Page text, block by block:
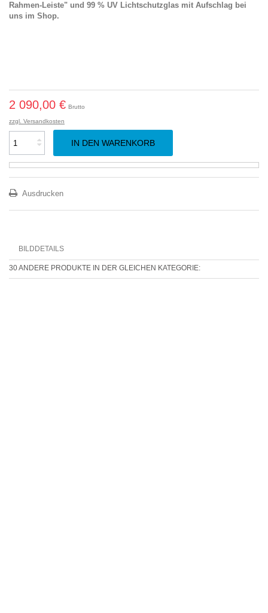
Rahmen-Leiste" und 99 % UV Lichtschutzglas mit Aufschlag bei
uns im Shop.
2 090,00 € Brutto
zzgl. Versandkosten
IN DEN WARENKORB
Ausdrucken
BILDDETAILS
30 ANDERE PRODUKTE IN DER GLEICHEN KATEGORIE: